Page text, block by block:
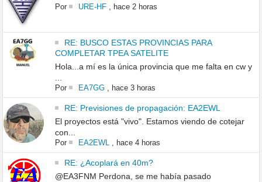
Por URE-HF, hace 2 horas
RE: BUSCO ESTAS PROVINCIAS PARA
COMPLETAR TPEA SATELITE
Hola...a mí es la única provincia que me falta en cw y
Por EA7GG, hace 3 horas
RE: Previsiones de propagación: EA2EWL
El proyectos está "vivo". Estamos viendo de cotejar
con...
Por EA2EWL, hace 4 horas
RE: ¿Acoplará en 40m?
@EA3FNM Perdona, se me había pasado